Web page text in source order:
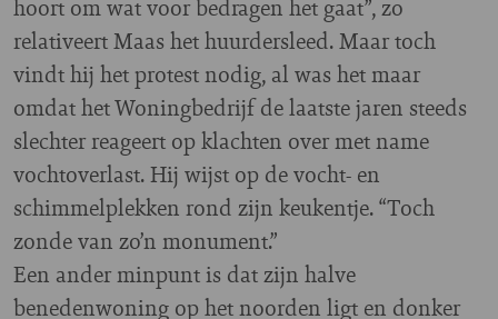
hoort om wat voor bedragen het gaat”, zo
relativeert Maas het huurdersleed. Maar toch
vindt hij het protest nodig, al was het maar
omdat het Woningbedrijf de laatste jaren steeds
slechter reageert op klachten over met name
vochtoverlast. Hij wijst op de vocht- en
schimmelplekken rond zijn keukentje. “Toch
zonde van zo’n monument.”
Een ander minpunt is dat zijn halve
benedenwoning op het noorden ligt en donker